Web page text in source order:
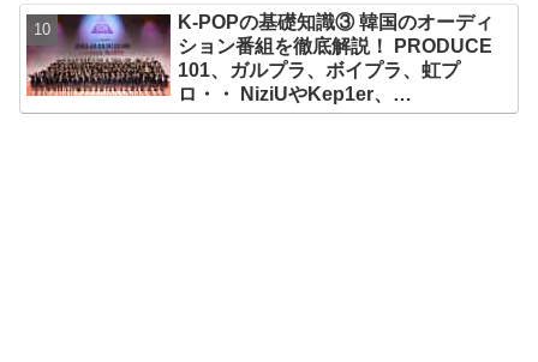
K-POPの基礎知識③ 韓国のオーディ
ション番組を徹底解説！ PRODUCE
101、ガルプラ、ボイプラ、虹プ
ロ・・ NiziUやKep1er、
ZEROBASEONEら人気グループが